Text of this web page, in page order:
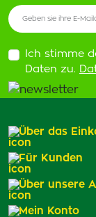
Ich stimme
Daten zu.
Über das
Für Kunden
Über unsere
Mein Konto